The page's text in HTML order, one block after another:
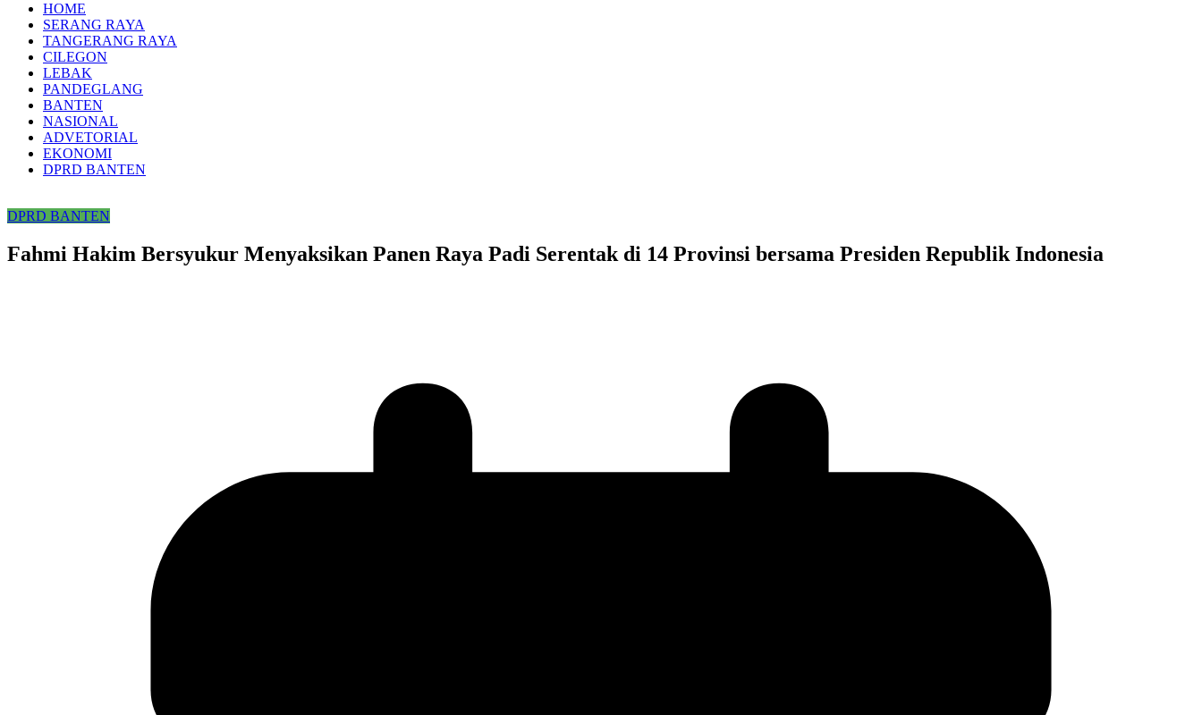
HOME
SERANG RAYA
TANGERANG RAYA
CILEGON
LEBAK
PANDEGLANG
BANTEN
NASIONAL
ADVETORIAL
EKONOMI
DPRD BANTEN
DPRD BANTEN
Fahmi Hakim Bersyukur Menyaksikan Panen Raya Padi Serentak di 14 Provinsi bersama Presiden Republik Indonesia